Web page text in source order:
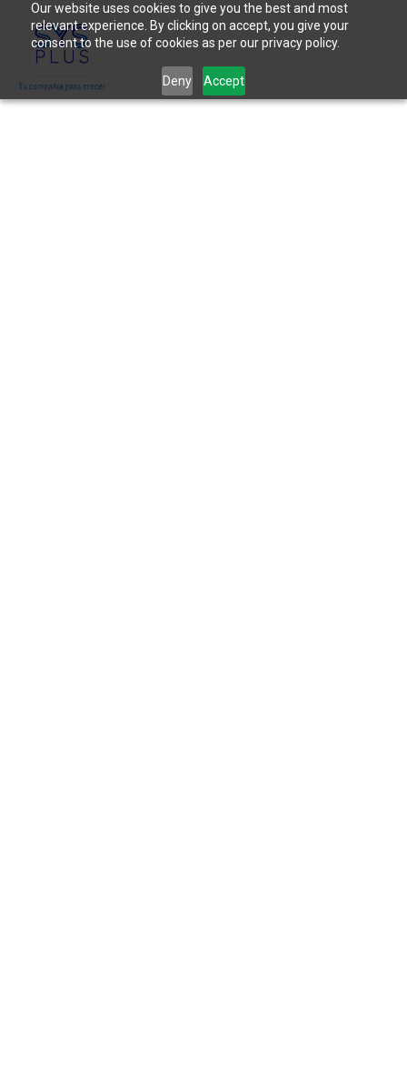
Our website uses cookies to give you the best and most
relevant experience. By clicking on accept, you give your
consent to the use of cookies as per our privacy policy.
Deny Accept